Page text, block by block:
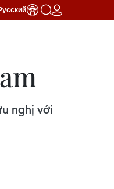
nghị với